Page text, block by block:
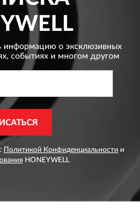
информацию о эксклюзивных
событиях и многом другом
Политикой Конфиденциальности и
HONEYWELL